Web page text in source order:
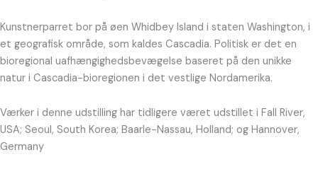
Kunstnerparret bor på øen Whidbey Island i staten Washington, i
et geografisk område, som kaldes Cascadia. Politisk er det en
bioregional uafhængighedsbevægelse baseret på den unikke
natur i Cascadia-bioregionen i det vestlige Nordamerika.
Værker i denne udstilling har tidligere været udstillet i Fall River,
USA; Seoul, South Korea; Baarle-Nassau, Holland; og Hannover,
Germany